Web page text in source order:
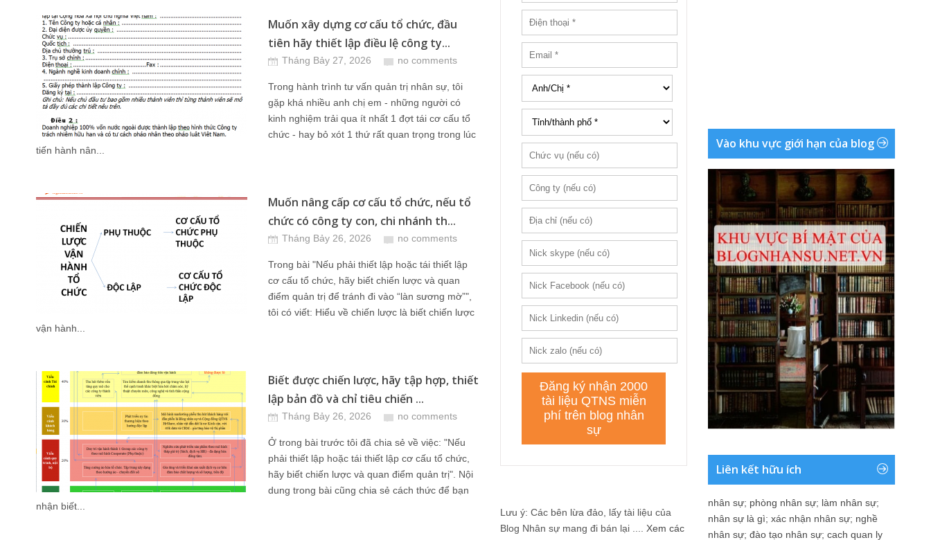
Muốn xây dựng cơ cấu tổ chức, đầu
tiên hãy thiết lập điều lệ công ty...
Tháng Bảy 27, 2026 no comments
Trong hành trình tư vấn quản trị nhân sự, tôi
gặp khá nhiều anh chị em - những người có
kinh nghiệm trải qua ít nhất 1 đợt tái cơ cấu tổ
chức - hay bỏ xót 1 thứ rất quan trọng trong lúc
tiến hành nân...
Muốn nâng cấp cơ cấu tổ chức, nếu tổ
chức có công ty con, chi nhánh th...
Tháng Bảy 26, 2026 no comments
Trong bài "Nếu phải thiết lập hoặc tái thiết lập
cơ cấu tổ chức, hãy biết chiến lược và quan
điểm quản trị để tránh đi vào “làn sương mờ”",
tôi có viết: Hiểu về chiến lược là biết chiến lược
vận hành...
Biết được chiến lược, hãy tập hợp, thiết
lập bản đồ và chỉ tiêu chiến ...
Tháng Bảy 26, 2026 no comments
Ở trong bài trước tôi đã chia sẻ về việc: "Nếu
phải thiết lập hoặc tái thiết lập cơ cấu tổ chức,
hãy biết chiến lược và quan điểm quản trị". Nội
dung trong bài cũng chia sẻ cách thức để bạn
nhận biết...
Lưu ý: Các bên lừa đảo, lấy tài liệu của
Blog Nhân sự mang đi bán lại .... Xem các
Vào khu vực giới hạn của blog
Liên kết hữu ích
nhân sự; phòng nhân sự; làm nhân sự;
nhân sự là gì; xác nhận nhân sự; nghề
nhân sự; đào tạo nhân sự; cach quan ly